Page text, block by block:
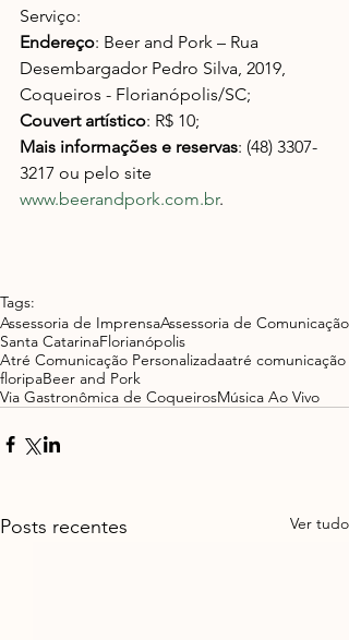
Serviço:
Endereço: Beer and Pork – Rua
Desembargador Pedro Silva, 2019,
Coqueiros - Florianópolis/SC;
Couvert artístico: R$ 10;
Mais informações e reservas: (48) 3307-
3217 ou pelo site
www.beerandpork.com.br.
Tags:
Assessoria de ImprensaAssessoria de Comunicação
Santa CatarinaFlorianópolis
Atré Comunicação Personalizadaatré comunicação
floripaBeer and Pork
Via Gastronômica de CoqueirosMúsica Ao Vivo
Posts recentes Ver tudo